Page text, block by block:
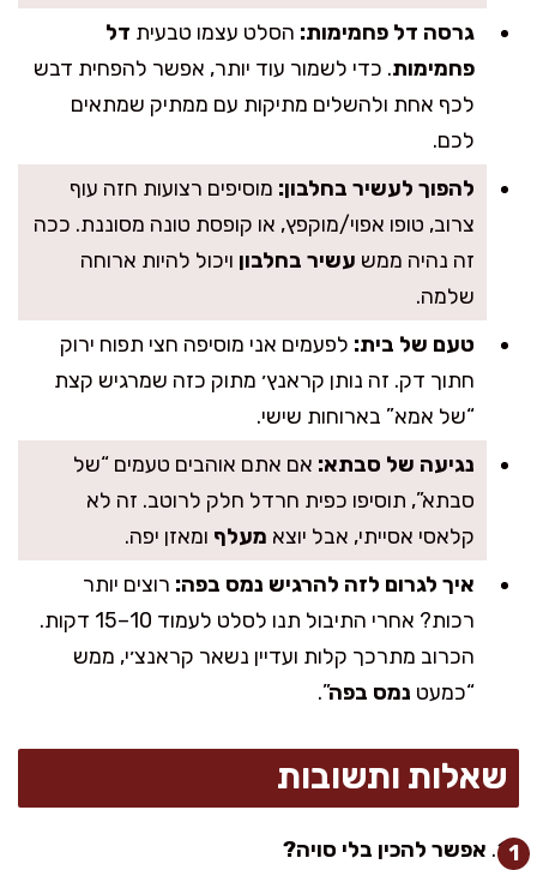
גרסה דל פחמימות: הסלט עצמו טבעית דל
פחמימות. כדי לשמור עוד יותר, אפשר להפחית דבש
לכף אחת ולהשלים מתיקות עם ממתיק שמתאים
לכם.
להפוך לעשיר בחלבון: מוסיפים רצועות חזה עוף
צרוב, טופו אפוי/מוקפץ, או קופסת טונה מסוננת. ככה
זה נהיה ממש עשיר בחלבון ויכול להיות ארוחה
שלמה.
טעם של בית: לפעמים אני מוסיפה חצי תפוח ירוק
חתוך דק. זה נותן קראנץ׳ מתוק כזה שמרגיש קצת
“של אמא” בארוחות שישי.
נגיעה של סבתא: אם אתם אוהבים טעמים “של
סבתא”, תוסיפו כפית חרדל חלק לרוטב. זה לא
קלאסי אסייתי, אבל יוצא מעלף ומאזן יפה.
איך לגרום לזה להרגיש נמס בפה: רוצים יותר
רכות? אחרי התיבול תנו לסלט לעמוד 10–15 דקות.
הכרוב מתרכך קלות ועדיין נשאר קראנצ׳י, ממש
“כמעט נמס בפה”.
שאלות ותשובות
אפשר להכין בלי סויה?